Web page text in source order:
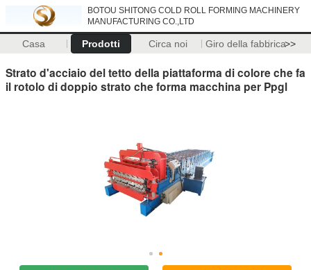
BOTOU SHITONG COLD ROLL FORMING MACHINERY
MANUFACTURING CO.,LTD
Casa Prodotti Circa noi Giro della fabbrica>>
Strato d'acciaio del tetto della piattaforma di colore che fa
il rotolo di doppio strato che forma macchina per Ppgl